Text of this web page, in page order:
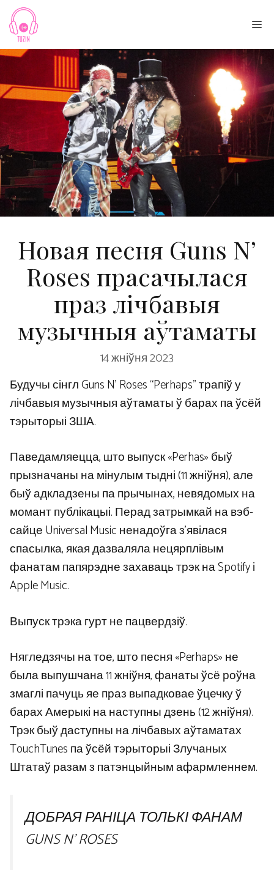
Skip
content
Новая песня Guns N’
Roses прасачылася
праз лічбавыя
музычныя аўтаматы
14 жніўня 2023
Будучы сінгл Guns N’ Roses “Perhaps” трапіў у
лічбавыя музычныя аўтаматы ў барах па ўсёй
тэрыторыі ЗША.
Паведамляецца, што выпуск «Perhas» быў
прызначаны на мінулым тыдні (11 жніўня), але
быў адкладзены па прычынах, невядомых на
момант публікацыі. Перад затрымкай на вэб-
сайце Universal Music ненадоўга з’явілася
спасылка, якая дазваляла нецярплівым
фанатам папярэдне захаваць трэк на Spotify і
Apple Music.
Выпуск трэка гурт не пацвердзіў.
Нягледзячы на ​​тое, што песня «Perhaps» не
была выпушчана 11 жніўня, фанаты ўсё роўна
змаглі пачуць яе праз выпадковае ўцечку ў
барах Амерыкі на наступны дзень (12 жніўня).
Трэк быў даступны на лічбавых аўтаматах
TouchTunes па ўсёй тэрыторыі Злучаных
Штатаў разам з патэнцыйным афармленнем.
ДОБРАЯ РАНІЦА ТОЛЬКІ ФАНАМ
GUNS N’ ROSES